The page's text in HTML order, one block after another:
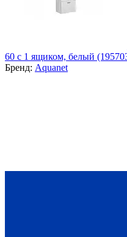
60 с 1 ящиком, белый
Бренд: Aquanet